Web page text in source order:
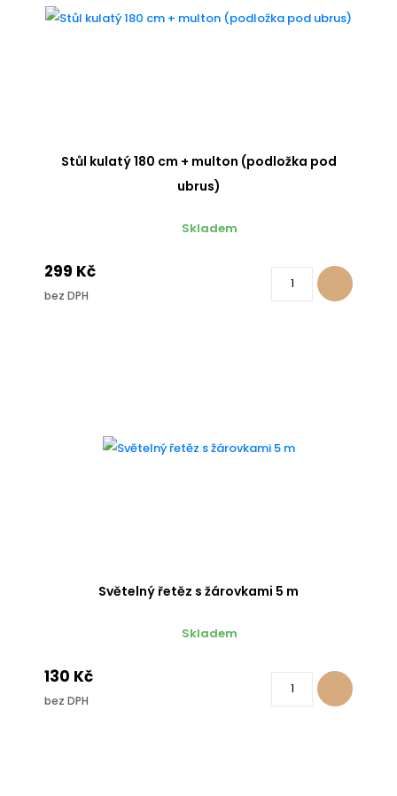
Stůl kulatý 180 cm + multon (podložka pod
ubrus)
Skladem
299 Kč
bez DPH
Světelný řetěz s žárovkami 5 m
Skladem
130 Kč
bez DPH